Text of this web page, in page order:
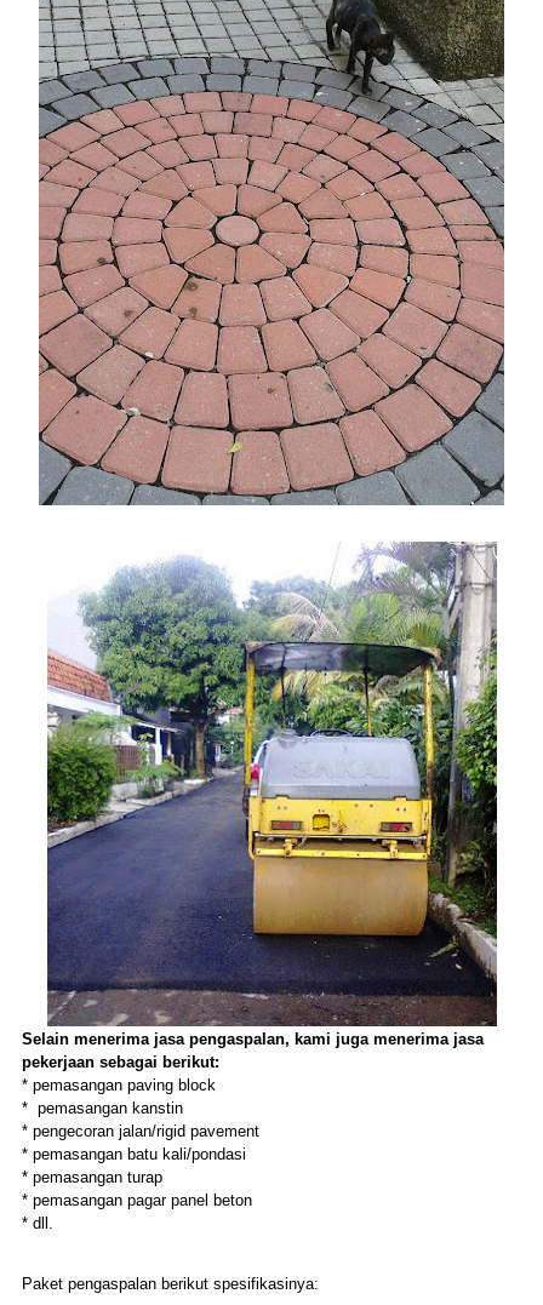
Selain menerima jasa pengaspalan, kami juga menerima jasa
pekerjaan sebagai berikut:
* pemasangan paving block
* pemasangan kanstin
* pengecoran jalan/rigid pavement
* pemasangan batu kali/pondasi
* pemasangan turap
* pemasangan pagar panel beton
* dll.
Paket pengaspalan berikut spesifikasinya: